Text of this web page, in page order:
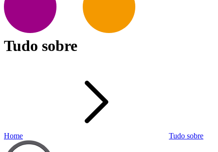
Tudo sobre
Home Tudo sobre